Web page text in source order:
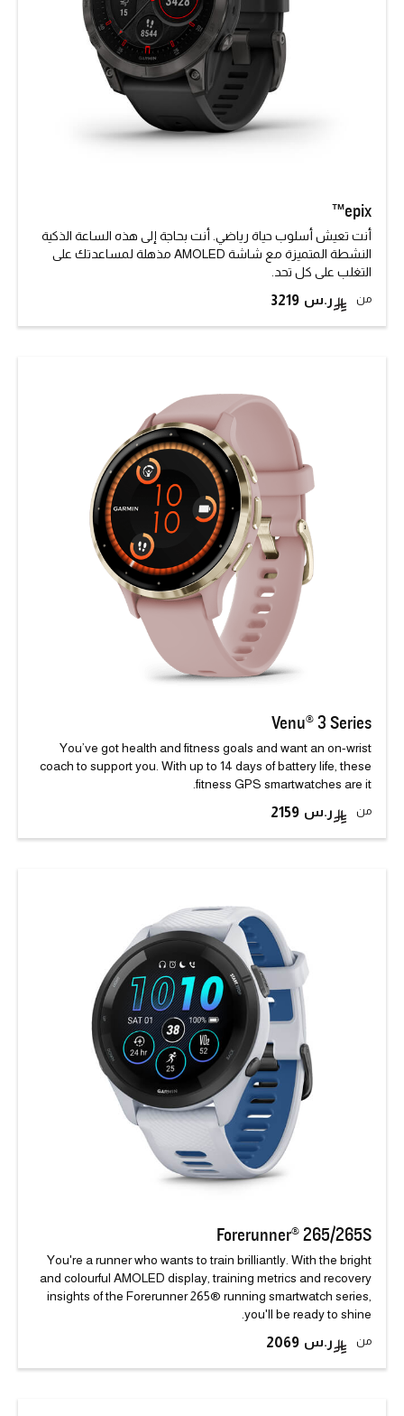
epix™
أنت تعيش أسلوب حياة رياضي. أنت بحاجة إلى هذه الساعة الذكية
النشطة المتميزة مع شاشة AMOLED مذهلة لمساعدتك على
التغلب على كل تحد.
من 3219
Venu® 3 Series
You’ve got health and fitness goals and want an on-wrist
coach to support you. With up to 14 days of battery life, these
fitness GPS smartwatches are it.
من 2159
Forerunner® 265/265S
You're a runner who wants to train brilliantly. With the bright
and colourful AMOLED display, training metrics and recovery
insights of the Forerunner 265® running smartwatch series,
you'll be ready to shine.
من 2069